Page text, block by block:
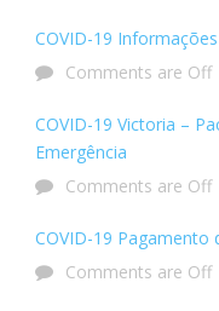
COVID-19
Comments are Off
COVID-19 Victoria –
Emergência
Comments are Off
COVID-19 Pagamento
Comments are Off